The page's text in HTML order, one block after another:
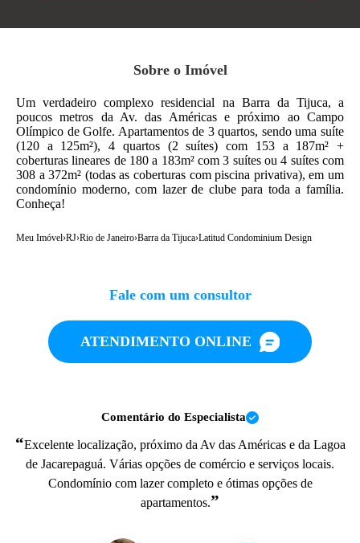
Sobre o Imóvel
Um verdadeiro complexo residencial na Barra da Tijuca, a
poucos metros da Av. das Américas e próximo ao Campo
Olímpico de Golfe. Apartamentos de 3 quartos, sendo uma suíte
(120 a 125m²), 4 quartos (2 suítes) com 153 a 187m² +
coberturas lineares de 180 a 183m² com 3 suítes ou 4 suítes com
308 a 372m² (todas as coberturas com piscina privativa), em um
condomínio moderno, com lazer de clube para toda a família.
Conheça!
Meu Imóvel›RJ›Rio de Janeiro›Barra da Tijuca›Latitud Condominium Design
Fale com um consultor
ATENDIMENTO ONLINE
Comentário do Especialista
“Excelente localização, próximo da Av das Américas e da Lagoa
de Jacarepaguá. Várias opções de comércio e serviços locais.
Condomínio com lazer completo e ótimas opções de
apartamentos.”